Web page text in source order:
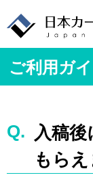
ご利用ガ
入稿
もら